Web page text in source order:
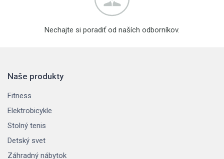
Nechajte si poradiť od naších odborníkov.
Naše produkty
Fitness
Elektrobicykle
Stolný tenis
Detský svet
Záhradný nábytok